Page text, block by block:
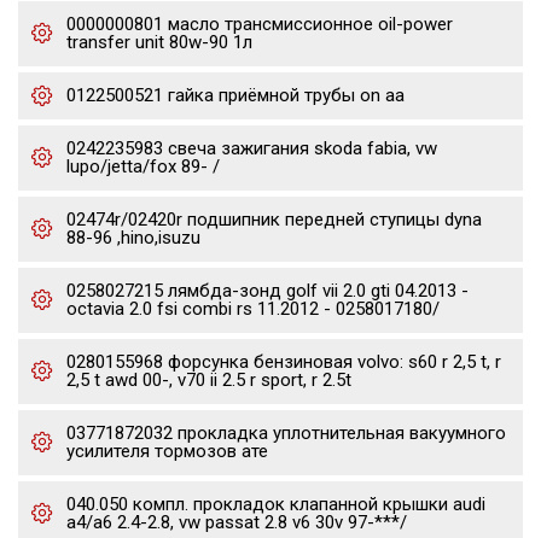
0000000801 масло трансмиссионное oil-power
transfer unit 80w-90 1л
0122500521 гайка приёмной трубы on aa
0242235983 свеча зажигания skoda fabia, vw
lupo/jetta/fox 89- /
02474r/02420r подшипник передней ступицы dyna
88-96 ,hino,isuzu
0258027215 лямбда-зонд golf vii 2.0 gti 04.2013 -
octavia 2.0 fsi combi rs 11.2012 - 0258017180/
0280155968 форсунка бензиновая volvo: s60 r 2,5 t, r
2,5 t awd 00-, v70 ii 2.5 r sport, r 2.5t
03771872032 прокладка уплотнительная вакуумного
усилителя тормозов ате
040.050 компл. прокладок клапанной крышки audi
a4/a6 2.4-2.8, vw passat 2.8 v6 30v 97-***/